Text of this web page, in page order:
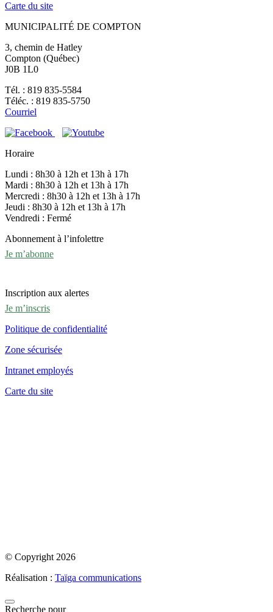
Carte du site
MUNICIPALITÉ DE COMPTON
3, chemin de Hatley
Compton (Québec)
J0B 1L0
Tél. : 819 835-5584
Téléc. : 819 835-5750
Courriel
Horaire
Lundi : 8h30 à 12h et 13h à 17h
Mardi : 8h30 à 12h et 13h à 17h
Mercredi : 8h30 à 12h et 13h à 17h
Jeudi : 8h30 à 12h et 13h à 17h
Vendredi : Fermé
Abonnement à l’infolettre
Je m’abonne
Inscription aux alertes
Je m’inscris
Politique de confidentialité
Zone sécurisée
Intranet employés
Carte du site
© Copyright 2026
Réalisation : Taïga communications
Recherche pour